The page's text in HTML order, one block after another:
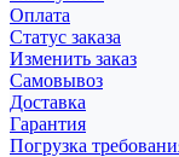
Оплата
Статус заказа
Изменить заказ
Самовывоз
Доставка
Гарантия
Погрузка